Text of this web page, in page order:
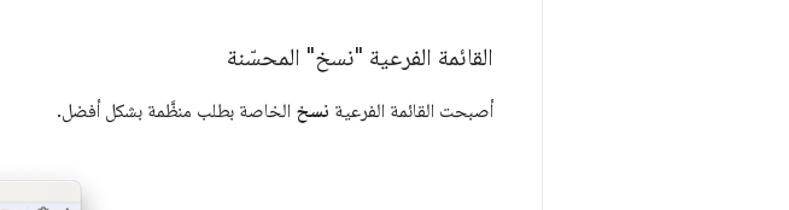
القائمة الفرعية "نسخ" المحسّنة
أصبحت القائمة الفرعية نسخ الخاصة بطلب منظَّمة بشكل أفضل.